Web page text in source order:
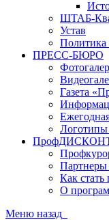
ШТАБ-
Устав
Политика
ПРЕСС-БЮРО
Газета
Как
О
Меню назад